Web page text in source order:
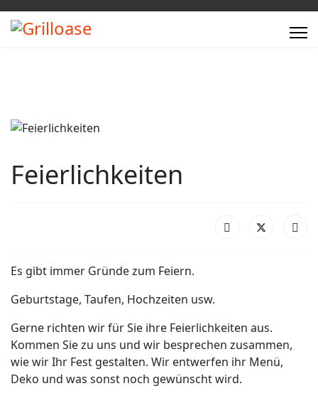
Feierlichkeiten
Es gibt immer Gründe zum Feiern.
Geburtstage, Taufen, Hochzeiten usw.
Gerne richten wir für Sie ihre Feierlichkeiten aus.
Kommen Sie zu uns und wir besprechen zusammen,
wie wir Ihr Fest gestalten. Wir entwerfen ihr Menü,
Deko und was sonst noch gewünscht wird.